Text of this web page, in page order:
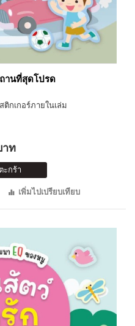
านที่สุดโปรด
กเกอร์ภายในเล่ม
าท
ะกร้า
เพิ่มไปเปรียบเทียบ